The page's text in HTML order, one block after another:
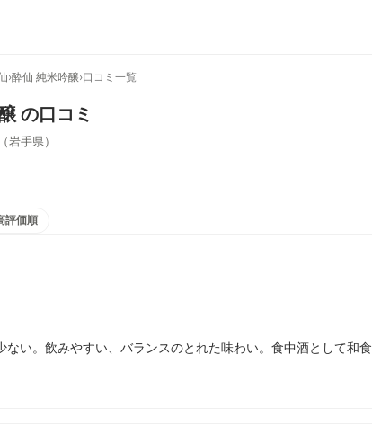
›酔仙 純米吟醸›口コミ一覧
の口コミ
（岩手県）
評価順
ない。飲みやすい、バランスのとれた味わい。食中酒として和食